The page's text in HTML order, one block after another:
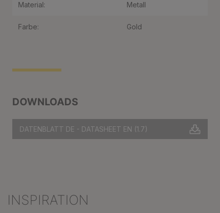
DOWNLOADS
DATENBLATT DE - DATASHEET EN (1.7)
Material: Metall
Farbe: Gold
Produktgalerie überspringen
INSPIRATION